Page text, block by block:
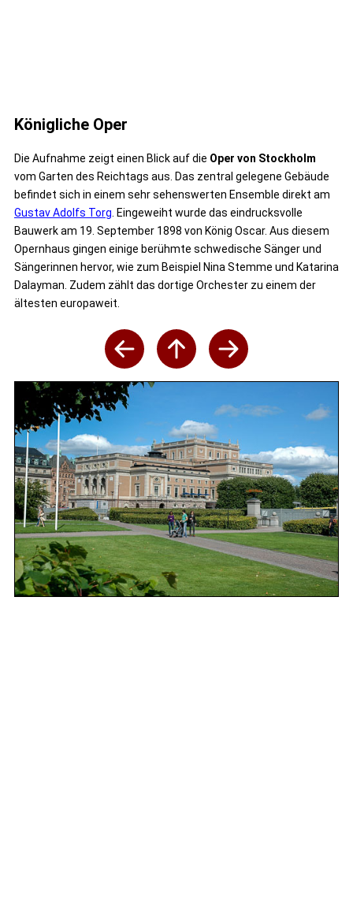
Königliche Oper
Die Aufnahme zeigt einen Blick auf die Oper von Stockholm
vom Garten des Reichtags aus. Das zentral gelegene Gebäude
befindet sich in einem sehr sehenswerten Ensemble direkt am
Gustav Adolfs Torg . Eingeweiht wurde das eindrucksvolle
Bauwerk am 19. September 1898 von König Oscar. Aus diesem
Opernhaus gingen einige berühmte schwedische Sänger und
Sängerinnen hervor, wie zum Beispiel Nina Stemme und Katarina
Dalayman. Zudem zählt das dortige Orchester zu einem der
ältesten europaweit.